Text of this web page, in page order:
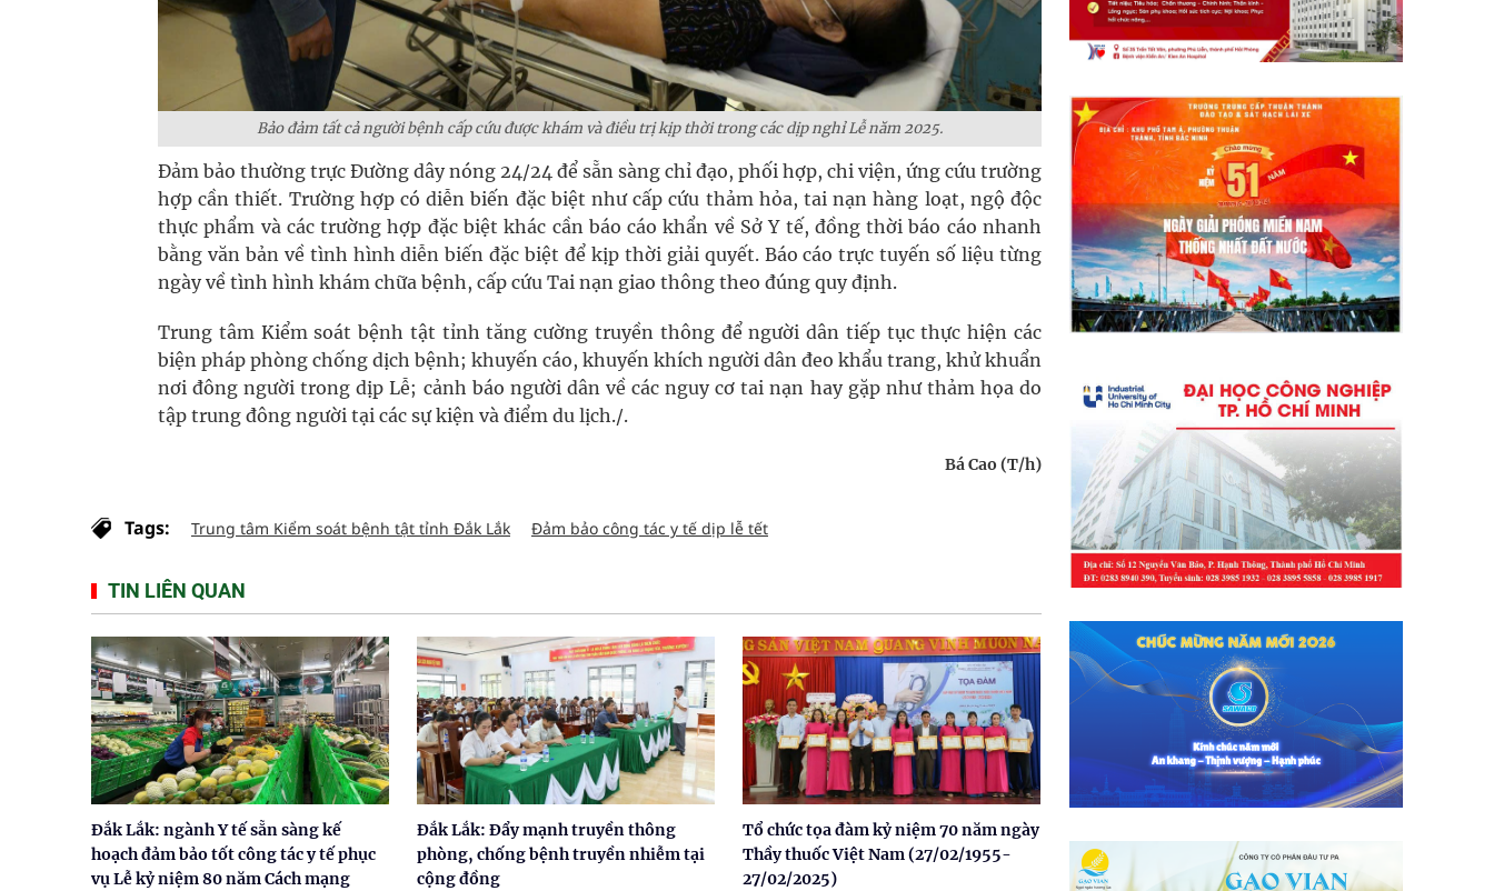
Bảo đảm tất cả người bệnh cấp cứu được khám và điều trị kịp thời trong các dịp nghỉ Lễ năm 2025.
Đảm bảo thường trực Đường dây nóng 24/24 để sẵn sàng chỉ đạo, phối hợp, chi viện, ứng cứu trường
hợp cần thiết. Trường hợp có diễn biến đặc biệt như cấp cứu thảm hỏa, tai nạn hàng loạt, ngộ độc
thực phẩm và các trường hợp đặc biệt khác cần báo cáo khẩn về Sở Y tế, đồng thời báo cáo nhanh
bằng văn bản về tình hình diễn biến đặc biệt để kịp thời giải quyết. Báo cáo trực tuyến số liệu từng
ngày về tình hình khám chữa bệnh, cấp cứu Tai nạn giao thông theo đúng quy định.
Trung tâm Kiểm soát bệnh tật tỉnh tăng cường truyền thông để người dân tiếp tục thực hiện các
biện pháp phòng chống dịch bệnh; khuyến cáo, khuyến khích người dân đeo khẩu trang, khử khuẩn
nơi đông người trong dịp Lễ; cảnh báo người dân về các nguy cơ tai nạn hay gặp như thảm họa do
tập trung đông người tại các sự kiện và điểm du lịch./.
Bá Cao (T/h)
Tags: Trung tâm Kiểm soát bệnh tật tỉnh Đắk Lắk Đảm bảo công tác y tế dịp lễ tết
TIN LIÊN QUAN
Đắk Lắk: ngành Y tế sẵn sàng kế
hoạch đảm bảo tốt công tác y tế phục
vụ Lễ kỷ niệm 80 năm Cách mạng
Đắk Lắk: Đẩy mạnh truyền thông
phòng, chống bệnh truyền nhiễm tại
cộng đồng
Tổ chức tọa đàm kỷ niệm 70 năm ngày
Thầy thuốc Việt Nam (27/02/1955-
27/02/2025)